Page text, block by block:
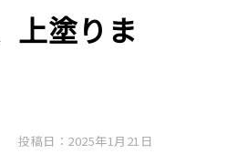
上塗りま
投稿日：2025年1月21日